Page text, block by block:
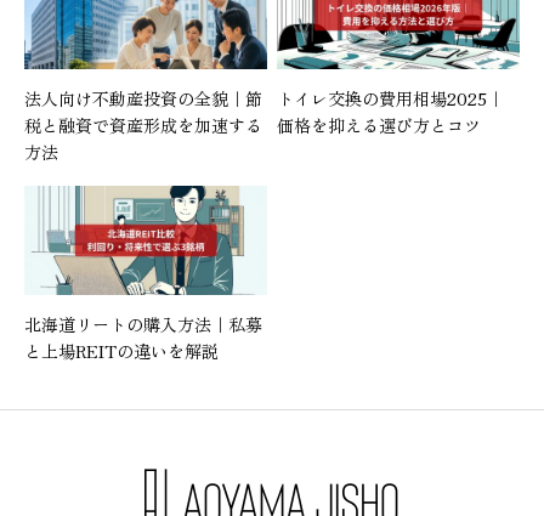
法人向け不動産投資の全貌｜節
税と融資で資産形成を加速する
方法
トイレ交換の費用相場2025｜
価格を抑える選び方とコツ
北海道リートの購入方法｜私募
と上場REITの違いを解説